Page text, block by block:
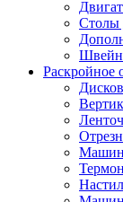
Столы
Раскройное